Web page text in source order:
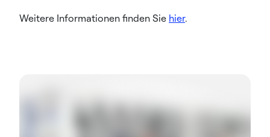
Weitere Informationen finden Sie hier.